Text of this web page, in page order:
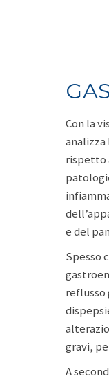
Con la
analizza
rispetto
e del
Spesso
reflusso
gravi,
A